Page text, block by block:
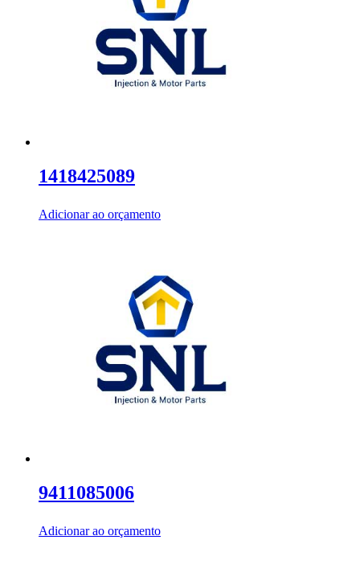
1418425089
Adicionar ao orçamento
9411085006
Adicionar ao orçamento